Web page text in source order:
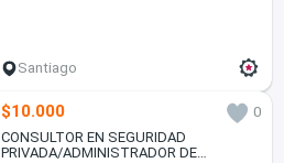
Santiago
$10.000
0
CONSULTOR EN SEGURIDAD
PRIVADA/ADMINISTRADOR DE